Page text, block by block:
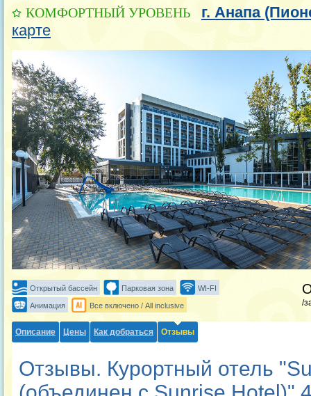
КОМФОРТНЫЙ УРОВЕНЬ
г. Анапа
карте
Открытый бассейн Парковая зона WI-FI
Анимация Все включено / All inclusive /
Описание Цены Как добраться Отзывы
Отзывы. Курортный отель